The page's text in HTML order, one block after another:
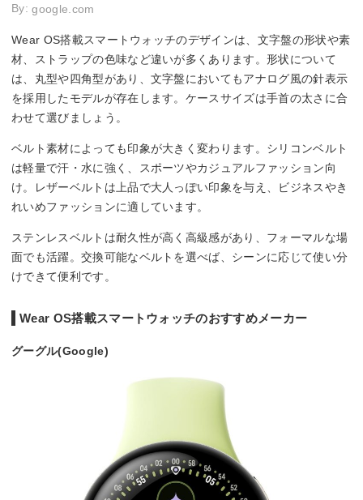
By:google.com
Wear OS搭載スマートウォッチのデザインは、文字盤の形状や素
材、ストラップの色味など違いが多くあります。形状について
は、丸型や四角型があり、文字盤においてもアナログ風の針表示
を採用したモデルが存在します。ケースサイズは手首の太さに合
わせて選びましょう。
ベルト素材によっても印象が大きく変わります。シリコンベルト
は軽量で汗・水に強く、スポーツやカジュアルファッション向
け。レザーベルトは上品で大人っぽい印象を与え、ビジネスやき
れいめファッションに適しています。
ステンレスベルトは耐久性が高く高級感があり、フォーマルな場
面でも活躍。交換可能なベルトを選べば、シーンに応じて使い分
けできて便利です。
Wear OS搭載スマートウォッチのおすすめメーカー
グーグル(Google)